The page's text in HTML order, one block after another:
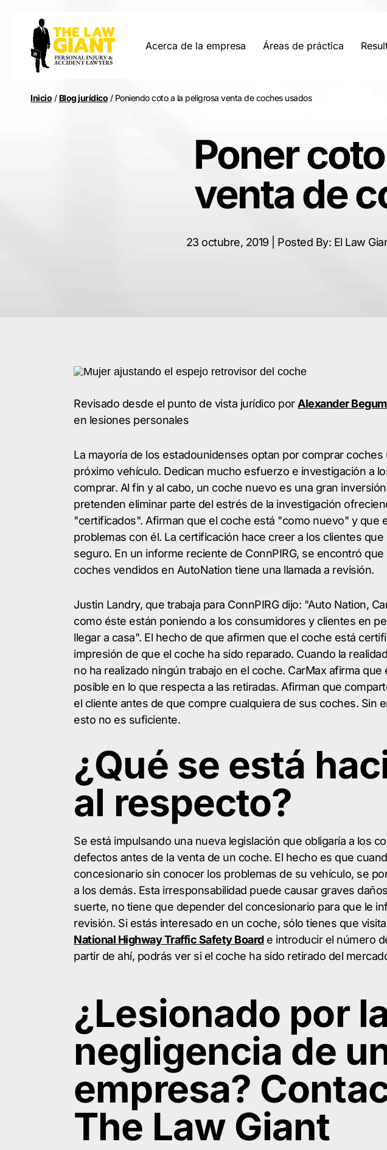
Acerca de la empresa Áreas de práctica
Inicio / Blog jurídico / Poniendo coto a la peligrosa venta de coches usados
Poner
venta de
23 octubre, 2019 | Posted By: El Law
Revisado desde el punto de vista jurídico por Alexander Begum
en lesiones personales
La mayoría de los estadounidenses optan por comprar
próximo vehículo. Dedican mucho esfuerzo e investigación a
comprar. Al fin y al cabo, un coche nuevo es una gran
pretenden eliminar parte del estrés de la investigación
"certificados". Afirman que el coche está "como nuevo" y que
problemas con él. La certificación hace creer a los clientes
seguro. En un informe reciente de ConnPIRG, se encontró
coches vendidos en AutoNation tiene una llamada a revisión.
Justin Landry, que trabaja para ConnPIRG dijo: "Auto Nation,
como éste están poniendo a los consumidores y clientes en
llegar a casa". El hecho de que afirmen que el coche está
impresión de que el coche ha sido reparado. Cuando la
no ha realizado ningún trabajo en el coche. CarMax afirma
posible en lo que respecta a las retiradas. Afirman que
el cliente antes de que compre cualquiera de sus coches. Sin
esto no es suficiente.
¿Qué se está
al respecto?
Se está impulsando una nueva legislación que obligaría a los
defectos antes de la venta de un coche. El hecho es que
concesionario sin conocer los problemas de su vehículo, se
a los demás. Esta irresponsabilidad puede causar graves
suerte, no tiene que depender del concesionario para que le
revisión. Si estás interesado en un coche, sólo tienes que
National Highway Traffic Safety Boarde introducir el número
partir de ahí, podrás ver si el coche ha sido retirado del
¿Lesionado por
negligencia de
empresa?
The Law Giant